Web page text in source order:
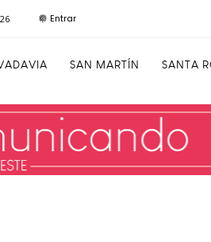
Entrar
SAN MARTÍN SANTA